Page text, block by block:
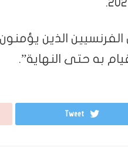
به حتى النهاية”.
Tweet